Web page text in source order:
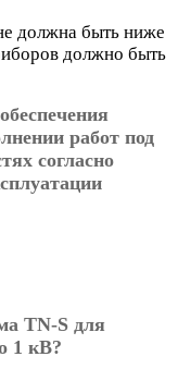
должна быть ниже
должно быть
работ под
согласно
TN-S для
1 кВ?